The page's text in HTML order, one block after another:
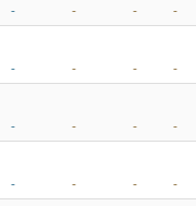
- - -
-
- - -
-
- - -
-
- - -
-